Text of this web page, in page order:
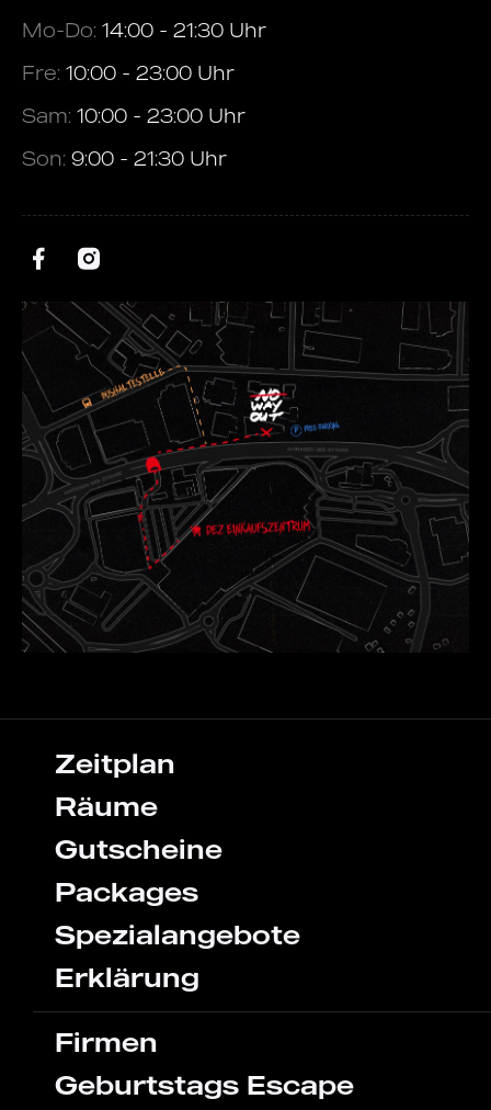
Mo-Do: 14:00 - 21:30 Uhr
Fre: 10:00 - 23:00 Uhr
Sam: 10:00 - 23:00 Uhr
Son: 9:00 - 21:30 Uhr
Zeitplan
Räume
Gutscheine
Packages
Spezialangebote
Erklärung
Firmen
Geburtstags Escape